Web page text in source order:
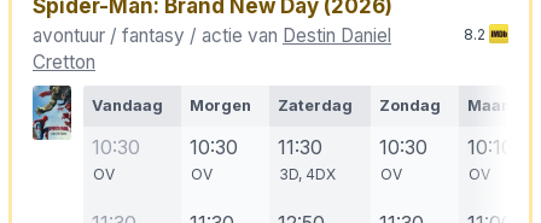
Spider-Man: Brand New Day (2026)
avontuur / fantasy / actie van Destin Daniel
Cretton
8.2
Vandaag Morgen Zaterdag Zondag Maandag
10:30
OV
10:30
OV
11:30
3D, 4DX
10:30
OV
10:10
OV